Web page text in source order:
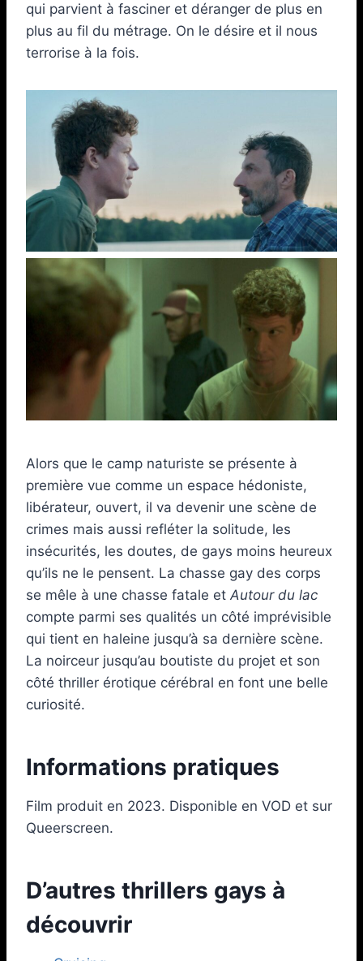
qui parvient à fasciner et déranger de plus en
plus au fil du métrage. On le désire et il nous
terrorise à la fois.
Alors que le camp naturiste se présente à
première vue comme un espace hédoniste,
libérateur, ouvert, il va devenir une scène de
crimes mais aussi refléter la solitude, les
insécurités, les doutes, de gays moins heureux
qu’ils ne le pensent. La chasse gay des corps
se mêle à une chasse fatale et Autour du lac
compte parmi ses qualités un côté imprévisible
qui tient en haleine jusqu’à sa dernière scène.
La noirceur jusqu’au boutiste du projet et son
côté thriller érotique cérébral en font une belle
curiosité.
Informations pratiques
Film produit en 2023. Disponible en VOD et sur
Queerscreen.
D’autres thrillers gays à
découvrir